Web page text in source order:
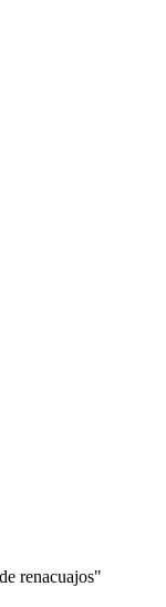
renacuajos"